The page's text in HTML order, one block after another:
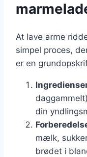
At lave arme
simpel proces,
er en
din
mælk,
brødet i